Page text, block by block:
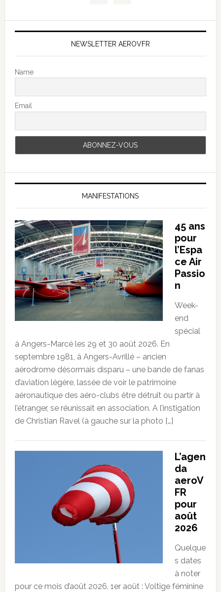
NEWSLETTER AEROVFR
Name
Email
MANIFESTATIONS
45 ans
pour
l’Espa
ce Air
Passio
n
Week-
end
spécial
à Angers-Marcé les 29 et 30 août 2026. En
septembre 1981, à Angers-Avrillé – ancien
aérodrome désormais disparu – une bande de fanas
d’aviation légère, lassée de voir le patrimoine
aéronautique des aéro-clubs être détruit ou partir à
l’étranger, se réunissait en association. A l’instigation
de Christian Ravel (à gauche sur la photo […]
L’agen
da
aeroV
FR
pour
août
2026
Quelque
s dates
à noter
pour ce mois d’août 2026. 1er août : Voltige féminine